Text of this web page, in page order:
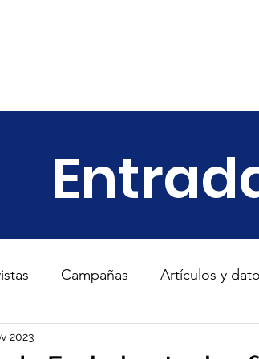
Campañas Artículos y
2023